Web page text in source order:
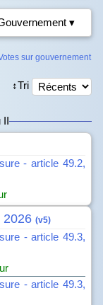
▾
sur gouvernement
↕️Tri
II
- article 49.2,
2026 (v5)
- article 49.3,
- article 49.3,